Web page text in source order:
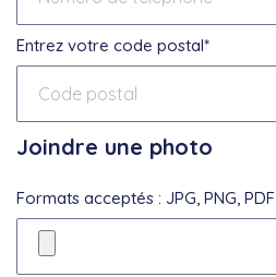
Entrez votre code postal*
Joindre une photo
Formats acceptés : JPG, PNG, PDF